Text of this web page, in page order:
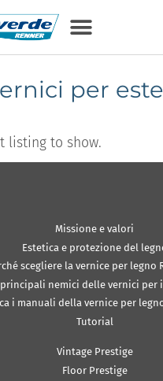
per
listing to show.
Missione e valori
Estetica e protezione del
scegliere la vernice per legno
nemici delle vernici per
i manuali della vernice per
Tutorial
Vintage Prestige
Floor Prestige